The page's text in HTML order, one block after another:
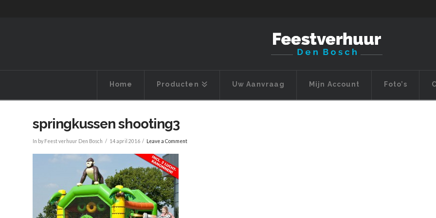
Home Producten Uw Aanvraag Mijn Account Foto’s
springkussen shooting3
In by Feest verhuur Den Bosch 14 april 2016 Leave a Comment